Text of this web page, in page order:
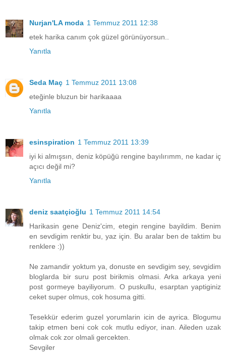
Nurjan'LA moda 1 Temmuz 2011 12:38
etek harika canım çok güzel görünüyorsun..
Yanıtla
Seda Maç 1 Temmuz 2011 13:08
eteğinle bluzun bir harikaaaa
Yanıtla
esinspiration 1 Temmuz 2011 13:39
iyi ki almışsın, deniz köpüğü rengine bayılırımm, ne kadar iç
açıcı değil mi?
Yanıtla
deniz saatçioğlu 1 Temmuz 2011 14:54
Harikasin gene Deniz'cim, etegin rengine bayildim. Benim
en sevdigim renktir bu, yaz için. Bu aralar ben de taktim bu
renklere :))
Ne zamandir yoktum ya, donuste en sevdigim sey, sevgidim
bloglarda bir suru post birikmis olmasi. Arka arkaya yeni
post gormeye bayiliyorum. O puskullu, esarptan yaptiginiz
ceket super olmus, cok hosuma gitti.
Tesekkür ederim guzel yorumlarin icin de ayrica. Blogumu
takip etmen beni cok cok mutlu ediyor, inan. Aileden uzak
olmak cok zor olmali gercekten.
Sevgiler